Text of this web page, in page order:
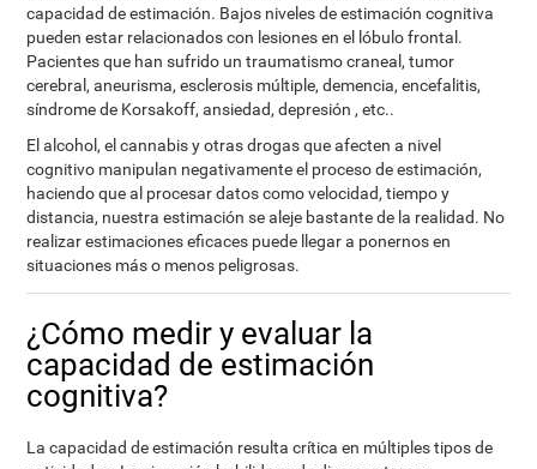
capacidad de estimación. Bajos niveles de estimación cognitiva
pueden estar relacionados con lesiones en el lóbulo frontal.
Pacientes que han sufrido un traumatismo craneal, tumor
cerebral, aneurisma, esclerosis múltiple, demencia, encefalitis,
síndrome de Korsakoff, ansiedad, depresión , etc..
El alcohol, el cannabis y otras drogas que afecten a nivel
cognitivo manipulan negativamente el proceso de estimación,
haciendo que al procesar datos como velocidad, tiempo y
distancia, nuestra estimación se aleje bastante de la realidad. No
realizar estimaciones eficaces puede llegar a ponernos en
situaciones más o menos peligrosas.
¿Cómo medir y evaluar la
capacidad de estimación
cognitiva?
La capacidad de estimación resulta crítica en múltiples tipos de